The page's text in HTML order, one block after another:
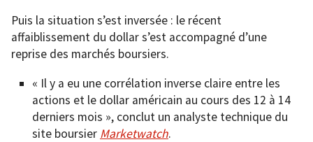
Puis la situation s’est inversée : le récent
affaiblissement du dollar s’est accompagné d’une
reprise des marchés boursiers.
« Il y a eu une corrélation inverse claire entre les
actions et le dollar américain au cours des 12 à 14
derniers mois », conclut un analyste technique du
site boursier Marketwatch.